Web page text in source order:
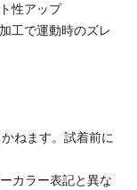
性アップ
工で運動時のズレ
ねます。試着前に
カラー表記と異な